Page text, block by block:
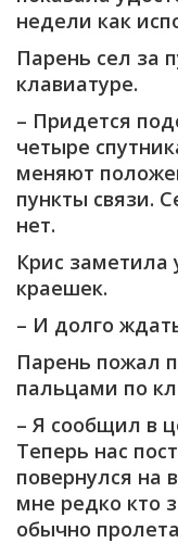
недели как
Парень сел за
клавиатуре.
– Придется
четыре
меняют
пункты связи.
нет.
Крис заметила
краешек.
– И долго
Парень пожал
пальцами по
– Я сообщил в
Теперь нас
повернулся на
мне редко кто
обычно